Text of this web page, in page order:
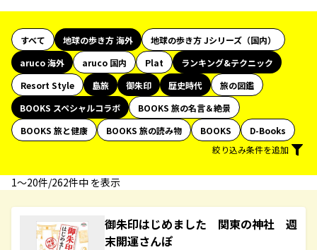
すべて 地球の歩き方 海外
地球の歩き方 Jシリーズ（国内）
aruco 海外
aruco 国内 Plat
ランキング&テクニック
Resort Style
島旅 御朱印 歴史時代
旅の図鑑
BOOKS スペシャルコラボ
BOOKS 旅の名言＆絶景
BOOKS 旅と健康
BOOKS 旅の読み物 BOOKS
D-Books
絞り込み条件を追加
1〜20件/262件中 を表示
御朱印はじめました 関東の神社 週
末開運さんぽ